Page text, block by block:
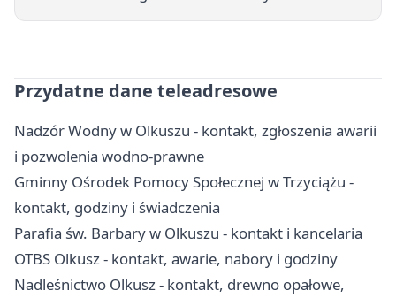
Przydatne dane teleadresowe
Nadzór Wodny w Olkuszu - kontakt, zgłoszenia awarii
i pozwolenia wodno-prawne
Gminny Ośrodek Pomocy Społecznej w Trzyciążu -
kontakt, godziny i świadczenia
Parafia św. Barbary w Olkuszu - kontakt i kancelaria
OTBS Olkusz - kontakt, awarie, nabory i godziny
Nadleśnictwo Olkusz - kontakt, drewno opałowe,